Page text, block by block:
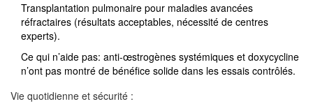
Transplantation pulmonaire pour maladies avancées
réfractaires (résultats acceptables, nécessité de centres
experts).
Ce qui n’aide pas: anti-œstrogènes systémiques et doxycycline
n’ont pas montré de bénéfice solide dans les essais contrôlés.
Vie quotidienne et sécurité :